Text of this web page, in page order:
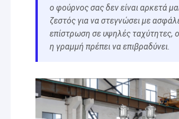
ο φούρνος σας δεν είναι αρκετά
ζεστός για να στεγνώσει με
επίστρωση σε υψηλές ταχύτητες,
η γραμμή πρέπει να επιβραδύνει.